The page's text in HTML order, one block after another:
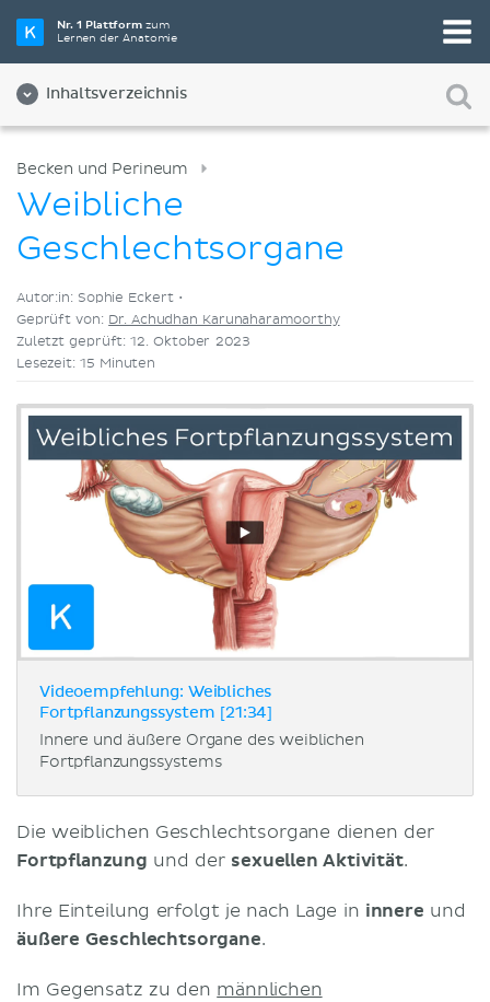
Nr. 1 Plattformzum
Lernen der Anatomie
Inhaltsverzeichnis
Wähle die beste Lernmethode für dich
Videos
Becken und Perineum
Weibliche
Geschlechtsorgane
Autor:in: Sophie Eckert •
Geprüft von: Dr. Achudhan Karunaharamoorthy
Zuletzt geprüft: 12. Oktober 2023
Lesezeit: 15 Minuten
Videoempfehlung: Weibliches
Fortpflanzungssystem [21:34]
Innere und äußere Organe des weiblichen
Fortpflanzungssystems
Die weiblichen Geschlechtsorgane dienen der
Fortpflanzung und der sexuellen Aktivität.
Ihre Einteilung erfolgt je nach Lage in innere und
äußere Geschlechtsorgane.
Im Gegensatz zu den männlichen